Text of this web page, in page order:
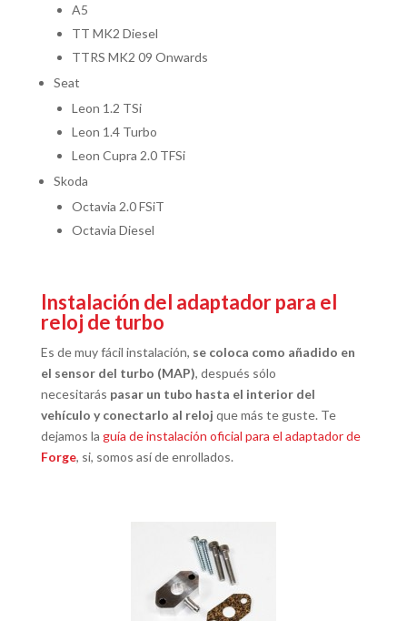
A5
TT MK2 Diesel
TTRS MK2 09 Onwards
Seat
Leon 1.2 TSi
Leon 1.4 Turbo
Leon Cupra 2.0 TFSi
Skoda
Octavia 2.0 FSiT
Octavia Diesel
Instalación del adaptador para el
reloj de turbo
Es de muy fácil instalación, se coloca como añadido en
el sensor del turbo (MAP), después sólo
necesitarás pasar un tubo hasta el interior del
vehículo y conectarlo al reloj que más te guste. Te
dejamos la guía de instalación oficial para el adaptador de
Forge, si, somos así de enrollados.